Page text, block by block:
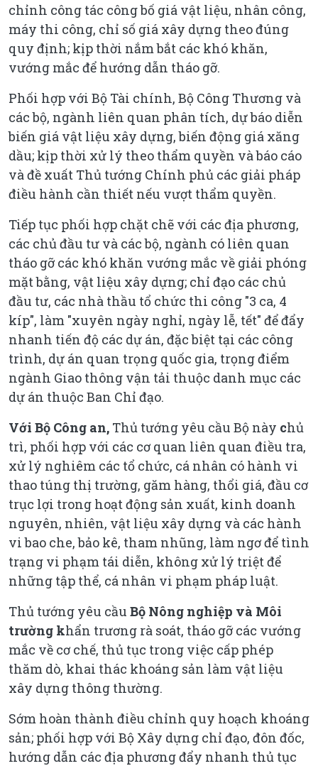
chỉnh công tác công bố giá vật liệu, nhân công,
máy thi công, chỉ số giá xây dựng theo đúng
quy định; kịp thời nắm bắt các khó khăn,
vướng mắc để hướng dẫn tháo gỡ.
Phối hợp với Bộ Tài chính, Bộ Công Thương và
các bộ, ngành liên quan phân tích, dự báo diễn
biến giá vật liệu xây dựng, biến động giá xăng
dầu; kịp thời xử lý theo thẩm quyền và báo cáo
và đề xuất Thủ tướng Chính phủ các giải pháp
điều hành cần thiết nếu vượt thẩm quyền.
Tiếp tục phối hợp chặt chẽ với các địa phương,
các chủ đầu tư và các bộ, ngành có liên quan
tháo gỡ các khó khăn vướng mắc về giải phóng
mặt bằng, vật liệu xây dựng; chỉ đạo các chủ
đầu tư, các nhà thầu tổ chức thi công "3 ca, 4
kíp", làm "xuyên ngày nghỉ, ngày lễ, tết" để đẩy
nhanh tiến độ các dự án, đặc biệt tại các công
trình, dự án quan trọng quốc gia, trọng điểm
ngành Giao thông vận tải thuộc danh mục các
dự án thuộc Ban Chỉ đạo.
Với Bộ Công an, Thủ tướng yêu cầu Bộ này chủ
trì, phối hợp với các cơ quan liên quan điều tra,
xử lý nghiêm các tổ chức, cá nhân có hành vi
thao túng thị trường, găm hàng, thổi giá, đầu cơ
trục lợi trong hoạt động sản xuất, kinh doanh
nguyên, nhiên, vật liệu xây dựng và các hành
vi bao che, bảo kê, tham nhũng, làm ngơ để tình
trạng vi phạm tái diễn, không xử lý triệt để
những tập thể, cá nhân vi phạm pháp luật.
Thủ tướng yêu cầu Bộ Nông nghiệp và Môi
trường khẩn trương rà soát, tháo gỡ các vướng
mắc về cơ chế, thủ tục trong việc cấp phép
thăm dò, khai thác khoáng sản làm vật liệu
xây dựng thông thường.
Sớm hoàn thành điều chỉnh quy hoạch khoáng
sản; phối hợp với Bộ Xây dựng chỉ đạo, đôn đốc,
hướng dẫn các địa phương đẩy nhanh thủ tục